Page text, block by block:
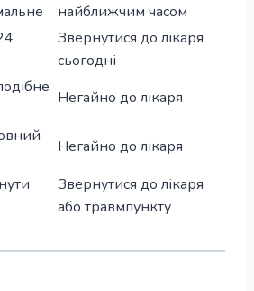
найближчим часом
Звернутися до лікаря
сьогодні
Негайно до лікаря
Негайно до лікаря
Звернутися до лікаря
або травмпункту